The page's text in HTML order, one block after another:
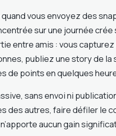
vous envoyez des
sur une journée
entre amis : vous
publiez une story de
de points en quelques
sans envoi ni
des autres, faire défiler le
aucun gain